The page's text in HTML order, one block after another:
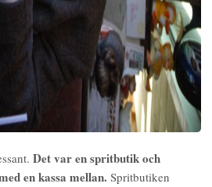
Det var en spritbutik och
en kassa mellan. Spritbutiken